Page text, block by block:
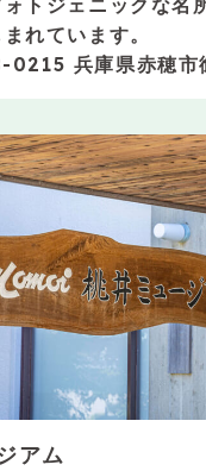
トジェニックな名
れています。
0215 兵庫県赤穂市
アム